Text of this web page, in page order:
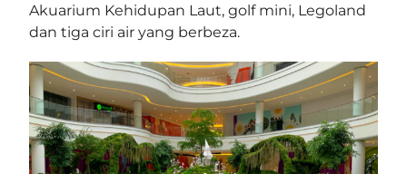
Akuarium Kehidupan Laut, golf mini, Legoland
dan tiga ciri air yang berbeza.